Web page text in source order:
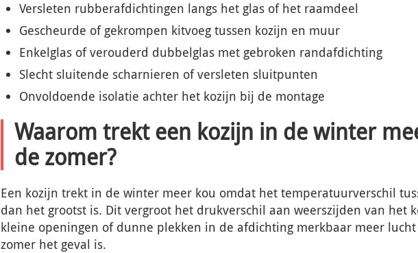
Versleten rubberafdichtingen langs het glas of het raamdeel
Gescheurde of gekrompen kitvoeg tussen kozijn en muur
Enkelglas of verouderd dubbelglas met gebroken randafdichting
Slecht sluitende scharnieren of versleten sluitpunten
Onvoldoende isolatie achter het kozijn bij de montage
Waarom trekt een kozijn in de winter
de zomer?
Een kozijn trekt in de winter meer kou omdat het temperatuurverschil
dan het grootst is. Dit vergroot het drukverschil aan weerszijden van het
kleine openingen of dunne plekken in de afdichting merkbaar meer
zomer het geval is.